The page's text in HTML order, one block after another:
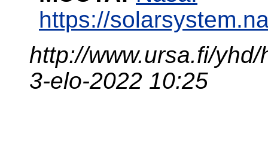
https://
http://www.ursa.fi/
3-elo-2022 10:25